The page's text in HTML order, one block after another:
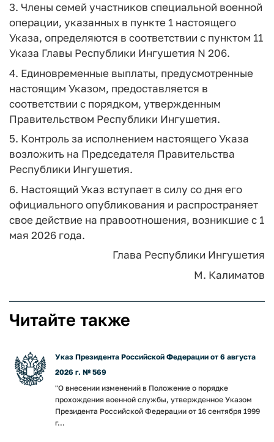
3. Члены семей участников специальной военной
операции, указанных в пункте 1 настоящего
Указа, определяются в соответствии с пунктом 11
Указа Главы Республики Ингушетия N 206.
4. Единовременные выплаты, предусмотренные
настоящим Указом, предоставляется в
соответствии с порядком, утвержденным
Правительством Республики Ингушетия.
5. Контроль за исполнением настоящего Указа
возложить на Председателя Правительства
Республики Ингушетия.
6. Настоящий Указ вступает в силу со дня его
официального опубликования и распространяет
свое действие на правоотношения, возникшие с 1
мая 2026 года.
Глава Республики Ингушетия
М. Калиматов
Читайте также
Указ Президента Российской Федерации от 6 августа
2026 г. № 569
"О внесении изменений в Положение о порядке
прохождения военной службы, утвержденное Указом
Президента Российской Федерации от 16 сентября 1999
г...